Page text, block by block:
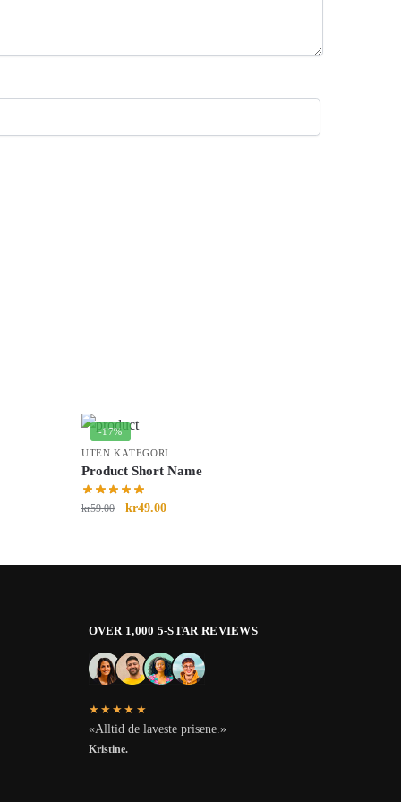
-17%
UTEN KATEGORI
Product Short Name
kr59.00 kr49.00
OVER 1,000 5-STAR REVIEWS
★★★★★
«Alltid de laveste prisene.»
Kristine.